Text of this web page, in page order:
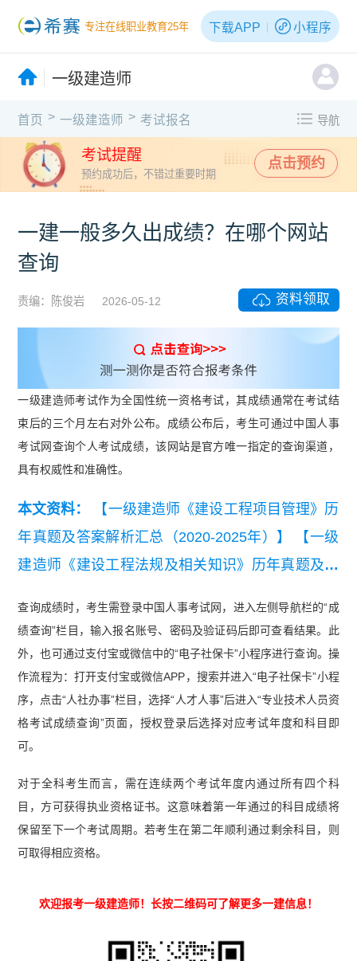
专注在线职业教育25年 下载APP 小程序
一级建造师
首页 > 一级建造师 > 考试报名 导航
考试提醒
预约成功后，不错过重要时期
点击预约
一建一般多久出成绩？在哪个网站
查询
责编：陈俊岩 2026-05-12 资料领取
一级建造师考试作为全国性统一资格考试，其成绩通常在考试结
束后的三个月左右对外公布。成绩公布后，考生可通过中国人事
考试网查询个人考试成绩，该网站是官方唯一指定的查询渠道，
具有权威性和准确性。
本文资料：
【一级建造师《建设工程项目管理》历
年真题及答案解析汇总（2020-2025年）】
【一级
建造师《建设工程法规及相关知识》历年真题及答
5年）】
查询成绩时，考生需登录中国人事考试网，进入左侧导航栏的“成
绩查询”栏目，输入报名账号、密码及验证码后即可查看结果。此
外，也可通过支付宝或微信中的“电子社保卡”小程序进行查询。操
作流程为：打开支付宝或微信APP，搜索并进入“电子社保卡”小程
序，点击“人社办事”栏目，选择“人才人事”后进入“专业技术人员资
格考试成绩查询”页面，授权登录后选择对应考试年度和科目即
可。
对于全科考生而言，需在连续两个考试年度内通过所有四个科
目，方可获得执业资格证书。这意味着第一年通过的科目成绩将
保留至下一个考试周期。若考生在第二年顺利通过剩余科目，则
可取得相应资格。
欢迎报考一级建造师！长按二维码可了解更多一建信息！